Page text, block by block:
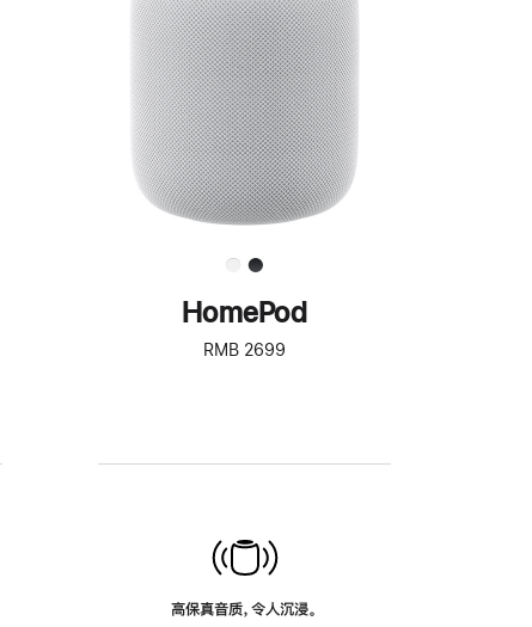
了
解
HomePod<
HomePod
RMB 2699
高保真音质，令人沉浸。